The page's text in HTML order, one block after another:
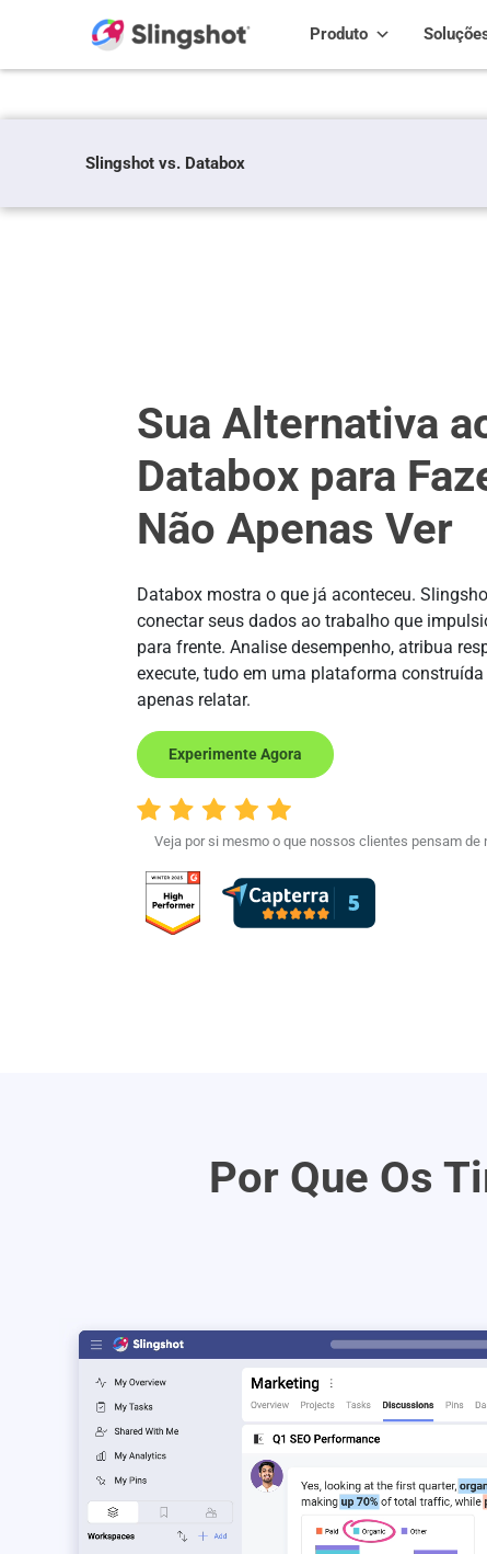
Produto
Slingshot vs. Databox
Sua Alternativa
Databox para
Não Apenas Ver
Databox mostra o que já aconteceu.
conectar seus dados ao trabalho que
para frente. Analise desempenho, atribua
execute, tudo em uma plataforma
apenas relatar.
Experimente Agora
Veja por si mesmo o que nossos clientes pensam de
Por Que Os